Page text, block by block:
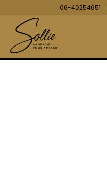
06-40254651